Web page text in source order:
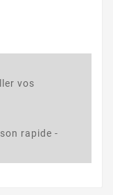
vos
rapide -